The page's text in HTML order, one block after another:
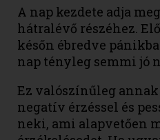
A nap kezdete adja
hátralévő részéhez.
későn ébredve
nap tényleg semmi jó
Ez valószínűleg
negatív érzéssel és
neki, ami alapvetően